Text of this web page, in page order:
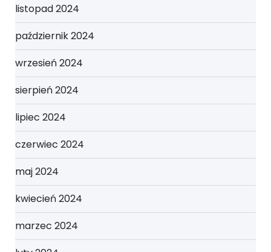
listopad 2024
październik 2024
wrzesień 2024
sierpień 2024
lipiec 2024
czerwiec 2024
maj 2024
kwiecień 2024
marzec 2024